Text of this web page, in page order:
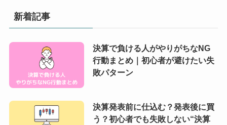
新着記事
決算で負ける人がやりがちなNG
行動まとめ｜初心者が避けたい失
敗パターン
決算発表前に仕込む？発表後に買
う？初心者でも失敗しない“決算